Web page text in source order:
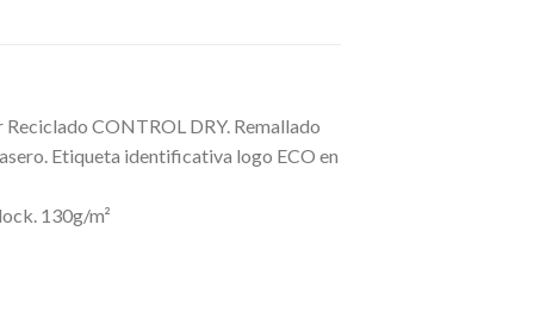
CONTROL DRY. Remallado
Etiqueta identificativa logo ECO en
130g/m²